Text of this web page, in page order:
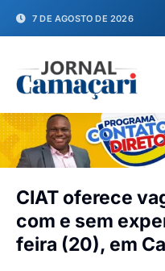
7 DE AGOSTO DE 2026
CIAT oferece
com e sem
feira (20), em